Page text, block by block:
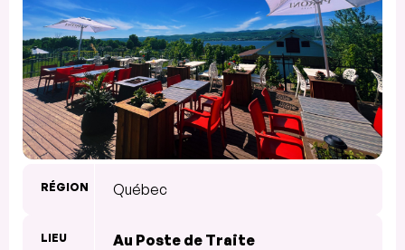
RÉGION Québec
LIEU
Au Poste de Traite